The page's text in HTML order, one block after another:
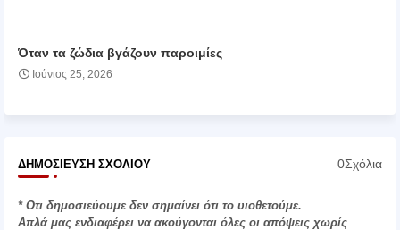
Όταν τα ζώδια βγάζουν παροιμίες
Ιούνιος 25, 2026
ΔΗΜΟΣΊΕΥΣΗ ΣΧΟΛΊΟΥ 0Σχόλια
* Οτι δημοσιεύουμε δεν σημαίνει ότι το υιοθετούμε.
Απλά μας ενδιαφέρει να ακούγονται όλες οι απόψεις χωρίς